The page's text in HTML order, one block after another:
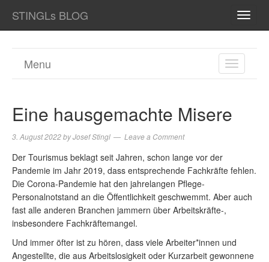
STINGLs BLOG
TOGGLE
Menu
Eine hausgemachte Misere
3. August 2022byJosef Stingl Leave a Comment
Der Tourismus beklagt seit Jahren, schon lange vor der
Pandemie im Jahr 2019, dass entsprechende Fachkräfte fehlen.
Die Corona-Pandemie hat den jahrelangen Pflege-
Personalnotstand an die Öffentlichkeit geschwemmt. Aber auch
fast alle anderen Branchen jammern über Arbeitskräfte-,
insbesondere Fachkräftemangel.
Und immer öfter ist zu hören, dass viele Arbeiter*innen und
Angestellte, die aus Arbeitslosigkeit oder Kurzarbeit gewonnene